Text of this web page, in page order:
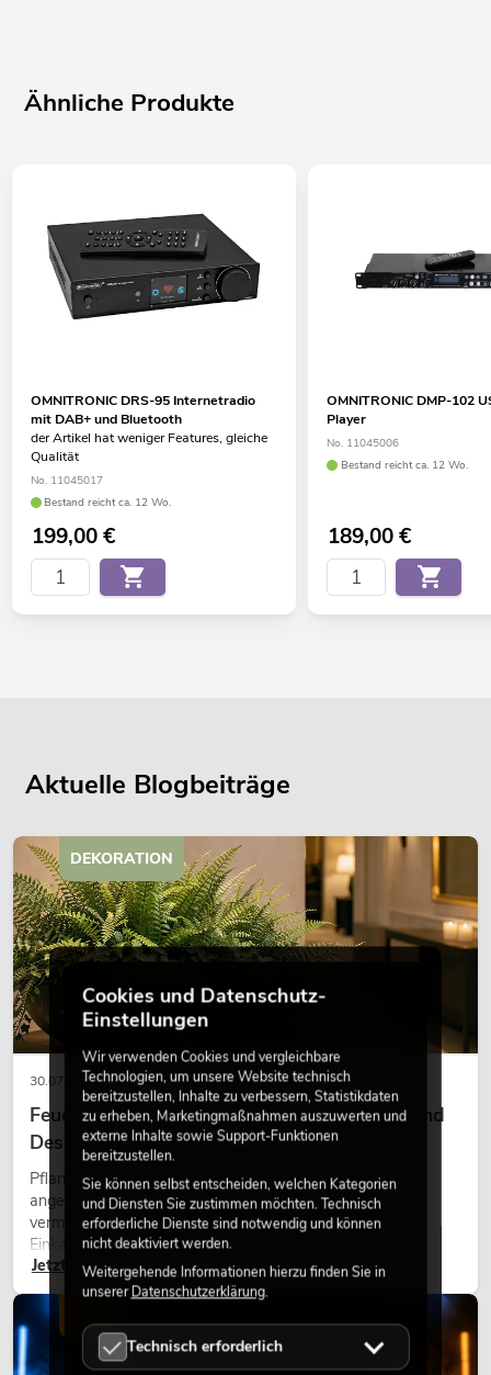
Ähnliche Produkte
OMNITRONIC DRS-95 Internetradio
mit DAB+ und Bluetooth
der Artikel hat weniger Features, gleiche
Qualität
No. 11045017
Bestand reicht ca. 12 Wo.
199,00€
OMNITRONIC DMP-102
Player
No. 11045006
Bestand reicht ca. 12 Wo.
189,00€
Aktuelle Blogbeiträge
30.07.2026
Feuerhemmende Kunstpflanzen: Sicherheit und
Design perfekt kombiniert
Pflanzen machen Räume lebendig. Sie schaffen eine
angenehme Atmosphäre, verbessern das Ambiente und
vermitteln Natürlichkeit. Ob in Hotels, Restaurants,
Einkaufszentren, Bürogebäuden oder auf Messeständen:
eine hochwertige Begrünung gehört heute längst zum
modernen Raumkonzept.
Jetzt lesen
DEKORATION
Cookies und Datenschutz-
Einstellungen
Wir verwenden Cookies und vergleichbare
Technologien, um unsere Website technisch
bereitzustellen, Inhalte zu verbessern, Statistikdaten
zu erheben, Marketingmaßnahmen auszuwerten und
externe Inhalte sowie Support-Funktionen
bereitzustellen.
Sie können selbst entscheiden, welchen Kategorien
und Diensten Sie zustimmen möchten. Technisch
erforderliche Dienste sind notwendig und können
nicht deaktiviert werden.
Weitergehende Informationen hierzu finden Sie in
unsererDatenschutzerklärung.
Technisch erforderlich